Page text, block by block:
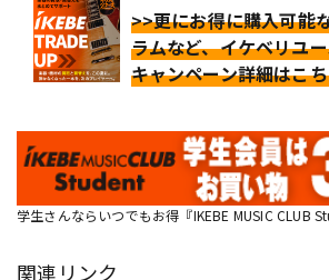
>>更にお得に購入可能
ラムなど、イケベリユ
キャンペーン詳細はこ
学生さんならいつでもお得『IKEBE MUSIC CLUB
関連リンク